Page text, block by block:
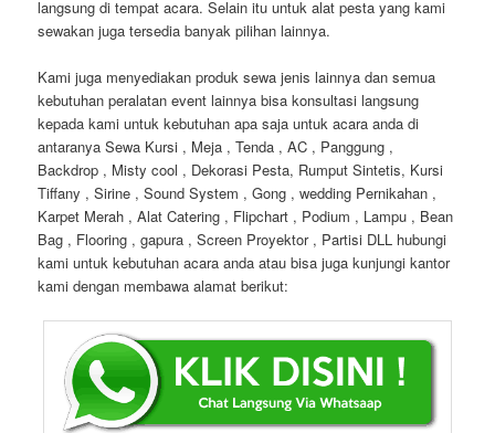
langsung di tempat acara. Selain itu untuk alat pesta yang kami
sewakan juga tersedia banyak pilihan lainnya.
Kami juga menyediakan produk sewa jenis lainnya dan semua
kebutuhan peralatan event lainnya bisa konsultasi langsung
kepada kami untuk kebutuhan apa saja untuk acara anda di
antaranya Sewa Kursi , Meja , Tenda , AC , Panggung ,
Backdrop , Misty cool , Dekorasi Pesta, Rumput Sintetis, Kursi
Tiffany , Sirine , Sound System , Gong , wedding Pernikahan ,
Karpet Merah , Alat Catering , Flipchart , Podium , Lampu , Bean
Bag , Flooring , gapura , Screen Proyektor , Partisi DLL hubungi
kami untuk kebutuhan acara anda atau bisa juga kunjungi kantor
kami dengan membawa alamat berikut: